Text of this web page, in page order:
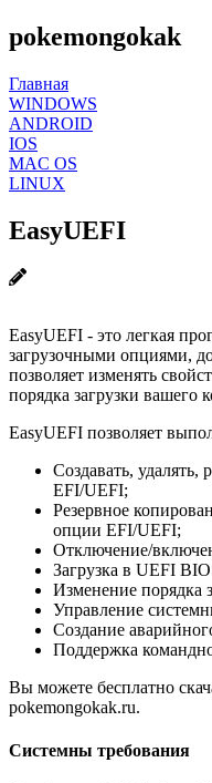
pokemongokak
Главная
WINDOWS
ANDROID
IOS
MAC OS
LINUX
EasyUEFI
EasyUEFI - это легкая
загрузочными опциями,
позволяет изменять
порядка загрузки вашего
EasyUEFI позволяет
Создавать, удалять,
EFI/UEFI;
Резервное
опции EFI/UEFI;
Отключение/
Загрузка в UEFI
Изменение порядка
Управление
Создание
Поддержка
Вы можете бесплатно
pokemongokak.ru.
Системны требования